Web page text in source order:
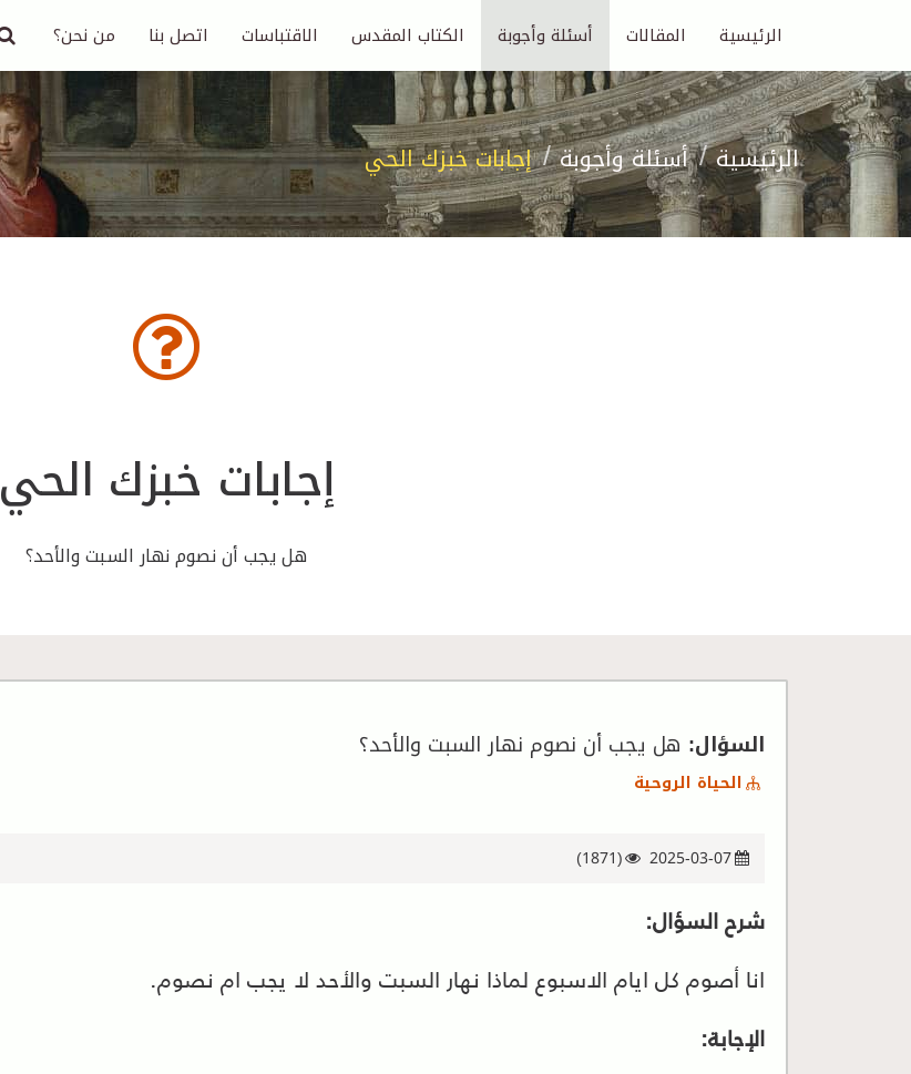
من نحن؟ اتصل بنا الاقتباسات الكتاب المقدس أسئلة وأجوبة المقالات الرئيسية
الرئيسية أسئلة وأجوبة إجابات خبزك الحي
إجابات خبزك الحي
هل يجب أن نصوم نهار السبت والأحد؟
السؤال: هل يجب أن نصوم نهار السبت والأحد؟
الحياة الروحية
2025-03-07
(1871)
شرح السؤال:
انا أصوم كل ايام الاسبوع لماذا نهار السبت والأحد لا يجب ام نصوم.
الإجابة: